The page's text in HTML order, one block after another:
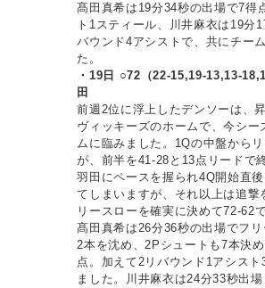
髙田真希は19分34秒の出場で7得
ト1スティール、川井麻衣は19分
バウンド4アシストで、共にチー
た。
・19日 ○72（22-15,19-13,13-
田
前週2位に浮上したデンソーは、
ヴィッキーズのホームで、今シー
ムに臨みました。1Qの中盤から
が、前半を41-28と13点リードで
羽田にペースを握られ4Q開始直
てしまいますが、それ以上は追撃
リースローを確実に決めて72-62
髙田真希は26分36秒の出場でフ
2本を沈め、2Pシュートも7本決
点。加えて2リバウンド1アシスト
ました。川井麻衣は24分33秒出